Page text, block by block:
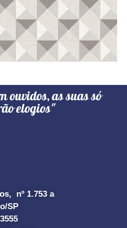
ouvidos, as suas só
elogios"
nº 1.753 a
SP